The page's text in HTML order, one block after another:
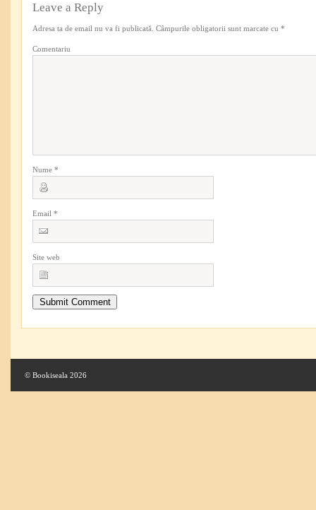
Leave a Reply
Adresa ta de email nu va fi publicată. Câmpurile obligatorii sunt marcate cu *
Comentariu
Nume *
Email *
Site web
© Bookiseala 2026